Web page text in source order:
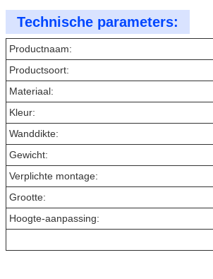
Technische parameters:
Productnaam:
Productsoort:
Materiaal:
Kleur:
Wanddikte:
Gewicht:
Verplichte montage:
Grootte:
Hoogte-aanpassing: